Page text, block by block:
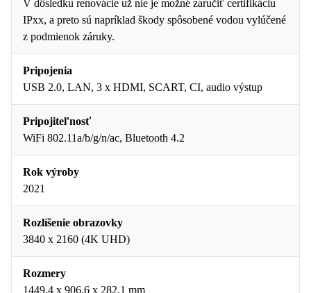
V dôsledku renovácie už nie je možné zaručiť certifikáciu
IPxx, a preto sú napríklad škody spôsobené vodou vylúčené
z podmienok záruky.
Pripojenia
USB 2.0, LAN, 3 x HDMI, SCART, CI, audio výstup
Pripojiteľnosť
WiFi 802.11a/b/g/n/ac, Bluetooth 4.2
Rok výroby
2021
Rozlíšenie obrazovky
3840 x 2160 (4K UHD)
Rozmery
1449.4 x 906.6 x 282.1 mm